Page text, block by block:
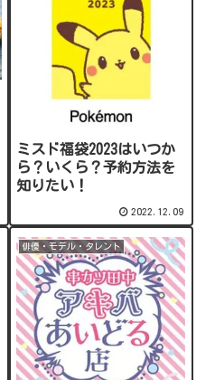
ミスド福袋2023はいつか
ら？いくら？予約方法を
知りたい！
2022.12.09
俳優・モデル・タレント